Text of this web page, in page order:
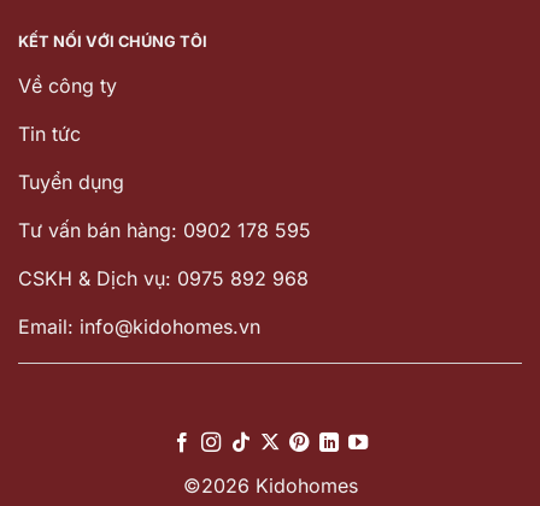
KẾT NỐI VỚI CHÚNG TÔI
Về công ty
Tin tức
Tuyển dụng
Tư vấn bán hàng: 0902 178 595
CSKH & Dịch vụ: 0975 892 968
Email: info@kidohomes.vn
©2026 Kidohomes